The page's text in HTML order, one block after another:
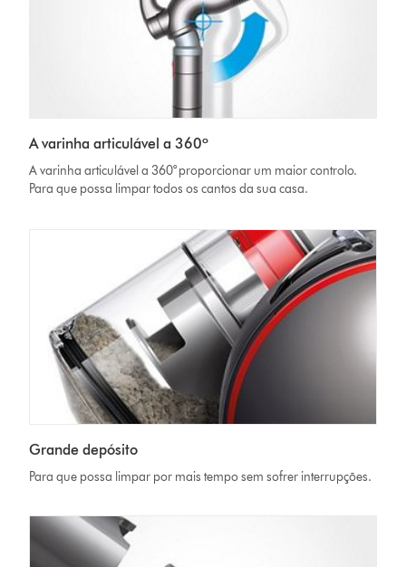
A varinha articulável a 360º
A varinha articulável a 360° proporcionar um maior controlo.
Para que possa limpar todos os cantos da sua casa.
Grande depósito
Para que possa limpar por mais tempo sem sofrer interrupções.